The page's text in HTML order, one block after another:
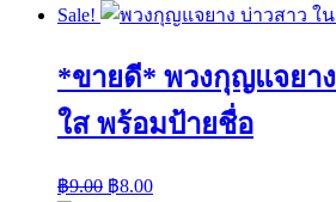
Sale!
*ขายดี* พวงกุญแจยา
ใส พร้อมป้ายชื่อ
฿9.00 ฿8.00